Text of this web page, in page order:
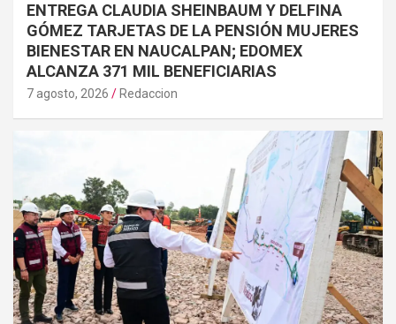
ENTREGA CLAUDIA SHEINBAUM Y DELFINA
GÓMEZ TARJETAS DE LA PENSIÓN MUJERES
BIENESTAR EN NAUCALPAN; EDOMEX
ALCANZA 371 MIL BENEFICIARIAS
7 agosto, 2026 Redaccion